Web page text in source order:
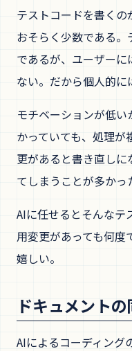
テストコードを書くの
おそらく少数である
であるが、ユーザー
ない。だから個人的に
モチベーションが低
かっていても、処理
更があると書き直し
てしまうことが多かっ
AIに任せるとそんなテ
用変更があっても何
嬉しい。
ドキュメントの
AIによるコーディング